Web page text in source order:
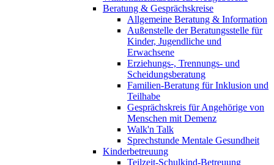
Beratung & Gesprächskreise
Allgemeine Beratung & Information
Außenstelle der Beratungsstelle für
Kinder, Jugendliche und
Erwachsene
Erziehungs-, Trennungs- und
Scheidungsberatung
Familien-Beratung für Inklusion und
Teilhabe
Gesprächskreis für Angehörige von
Menschen mit Demenz
Walk'n Talk
Sprechstunde Mentale Gesundheit
Kinderbetreuung
Teilzeit-Schulkind-Betreuung